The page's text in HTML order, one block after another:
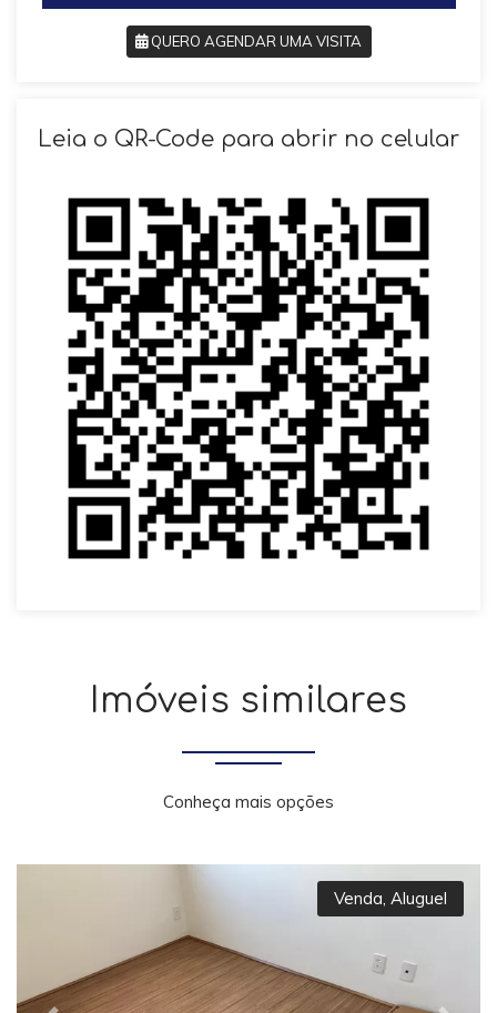
QUERO AGENDAR UMA VISITA
Leia o QR-Code para abrir no celular
Imóveis similares
Conheça mais opções
Venda Aluguel